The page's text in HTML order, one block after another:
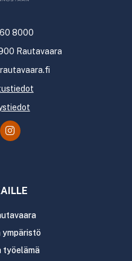
8000
Rautavaara
ympäristö
työelämä